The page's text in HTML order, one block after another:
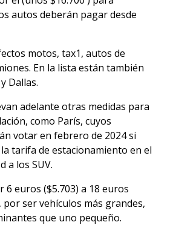
autos deberán pagar desde
motos, tax1, autos de
En la lista están también
Dallas.
adelante otras medidas para
como París, cuyos
votar en febrero de 2024 si
tarifa de estacionamiento en el
a los SUV.
6 euros ($5.703) a 18 euros
por ser vehículos más grandes,
que uno pequeño.